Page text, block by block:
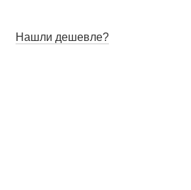
Нашли дешевле?